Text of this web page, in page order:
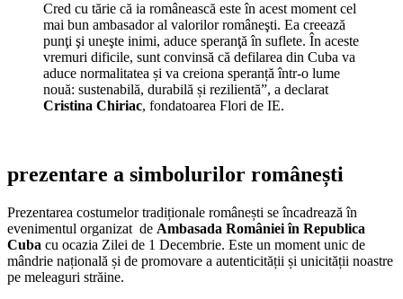
Cred cu tărie că ia românească este în acest moment cel
mai bun ambasador al valorilor româneşti. Ea creează
punţi şi uneşte inimi, aduce speranţă în suflete. În aceste
vremuri dificile, sunt convinsă că defilarea din Cuba va
aduce normalitatea și va creiona speranță într-o lume
nouă: sustenabilă, durabilă și rezilientă”, a declarat
Cristina Chiriac, fondatoarea Flori de IE.
prezentare a simbolurilor românești
Prezentarea costumelor tradiționale românești se încadrează în
evenimentul organizat de Ambasada României în Republica
Cuba cu ocazia Zilei de 1 Decembrie. Este un moment unic de
mândrie națională și de promovare a autenticității și unicității noastre
pe meleaguri străine.